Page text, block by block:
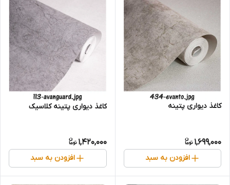
کاغذ دیواری پتینه
1,699,000
افزودن به سبد
کاغذ دیواری پتینه کلاسیک
1,420,000
افزودن به سبد